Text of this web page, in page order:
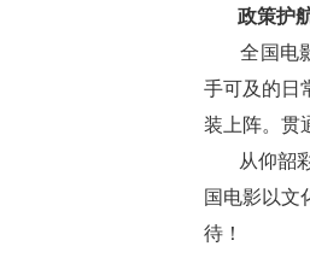
政策护航
全国电影
手可及的日
装上阵。贯
从仰韶彩
国电影以文
待！